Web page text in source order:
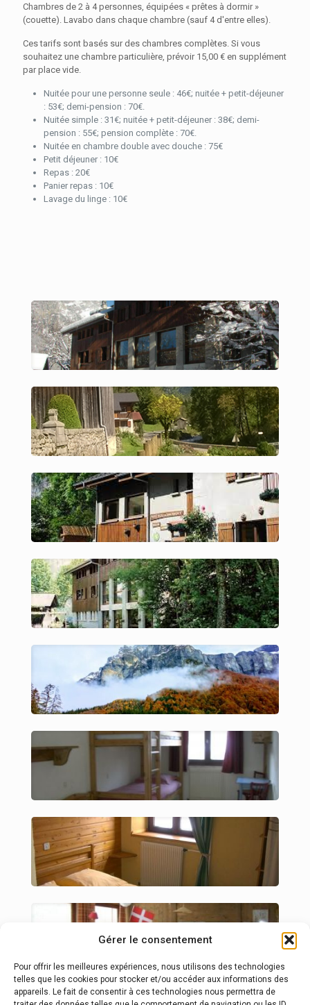
Gérer le consentement
Pour offrir les meilleures expériences, nous utilisons des technologies
telles que les cookies pour stocker et/ou accéder aux informations des
appareils. Le fait de consentir à ces technologies nous permettra de
Chambres de 2 à 4 personnes, équipées « prêtes à dormir »
(couette). Lavabo dans chaque chambre (sauf 4 d'entre elles).
Ces tarifs sont basés sur des chambres complètes. Si vous
souhaitez une chambre particulière, prévoir 15,00 € en supplément
par place vide.
Nuitée pour une personne seule : 46€; nuitée + petit-déjeuner
: 53€; demi-pension : 70€.
Nuitée simple : 31€; nuitée + petit-déjeuner : 38€; demi-
pension : 55€; pension complète : 70€.
Nuitée en chambre double avec douche : 75€
Petit déjeuner : 10€
Repas : 20€
Panier repas : 10€
Lavage du linge : 10€